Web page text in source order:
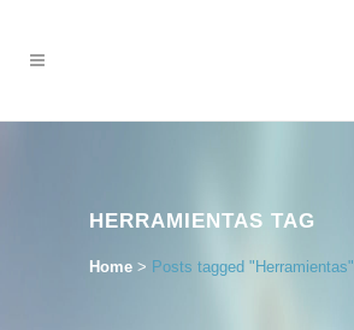
HERRAMIENTAS TAG
Home > Posts tagged "Herramientas"